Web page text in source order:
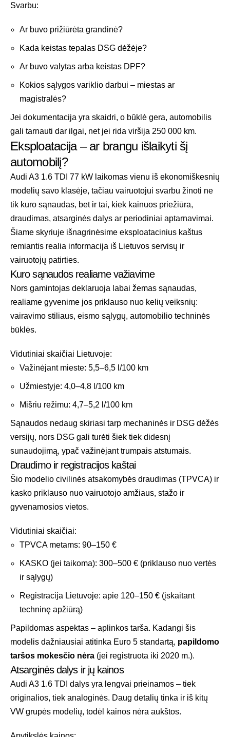
Svarbu:
Ar buvo prižiūrėta grandinė?
Kada keistas tepalas DSG dėžėje?
Ar buvo valytas arba keistas DPF?
Kokios sąlygos variklio darbui – miestas ar
magistralės?
Jei dokumentacija yra skaidri, o būklė gera, automobilis
gali tarnauti dar ilgai, net jei rida viršija 250 000 km.
Eksploatacija – ar brangu išlaikyti šį
automobilį?
Audi A3 1.6 TDI 77 kW laikomas vienu iš ekonomiškesnių
modelių savo klasėje, tačiau vairuotojui svarbu žinoti ne
tik kuro sąnaudas, bet ir tai, kiek kainuos priežiūra,
draudimas, atsarginės dalys ar periodiniai aptarnavimai.
Šiame skyriuje išnagrinėsime eksploatacinius kaštus
remiantis realia informacija iš Lietuvos servisų ir
vairuotojų patirties.
Kuro sąnaudos realiame važiavime
Nors gamintojas deklaruoja labai žemas sąnaudas,
realiame gyvenime jos priklauso nuo kelių veiksnių:
vairavimo stiliaus, eismo sąlygų, automobilio techninės
būklės.
Vidutiniai skaičiai Lietuvoje:
Važinėjant mieste: 5,5–6,5 l/100 km
Užmiestyje: 4,0–4,8 l/100 km
Mišriu režimu: 4,7–5,2 l/100 km
Sąnaudos nedaug skiriasi tarp mechaninės ir DSG dėžės
versijų, nors DSG gali turėti šiek tiek didesnį
sunaudojimą, ypač važinėjant trumpais atstumais.
Draudimo ir registracijos kaštai
Šio modelio civilinės atsakomybės draudimas (TPVCA) ir
kasko priklauso nuo vairuotojo amžiaus, stažo ir
gyvenamosios vietos.
Vidutiniai skaičiai:
TPVCA metams: 90–150 €
KASKO (jei taikoma): 300–500 € (priklauso nuo vertės
ir sąlygų)
Registracija Lietuvoje: apie 120–150 € (įskaitant
techninę apžiūrą)
Papildomas aspektas – aplinkos tarša. Kadangi šis
modelis dažniausiai atitinka Euro 5 standartą, papildomo
taršos mokesčio nėra (jei registruota iki 2020 m.).
Atsarginės dalys ir jų kainos
Audi A3 1.6 TDI dalys yra lengvai prieinamos – tiek
originalios, tiek analoginės. Daug detalių tinka ir iš kitų
VW grupės modelių, todėl kainos nėra aukštos.